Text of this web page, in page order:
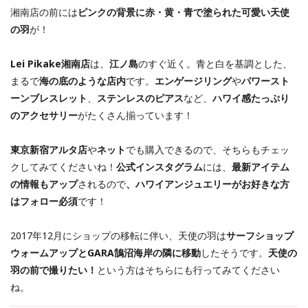
湘南店の前にはピンクの背景に赤・黄・青で塗られた可愛い天使
の羽が！
Lei Pikake湘南店は、 江ノ島のすぐ近く。青と白を基調とした、
まるで海の底のような店内です。 エンゲージリングやパワースト
ーンブレスレット
ステンレスのピアスなど、ハワイ感たっぷり
のアクセサリーがたくさん揃っています！
東京新宿アルタ店やネットでも購入できるので、そちらもチェッ
クしてみてくださいね！ 公式インスタグラムには、 最新アイテム
の情報もアップされるので、ハワイアンジュエリーがお好きな方
はフォロー必須です！
2017年12月にショップの移転に伴い、天使の羽はサーフショップ
ウォームアップとGARA鵠沼海岸の隣に移動したそうです。 天使の
羽の前で撮りたい！ という方はそちらにも行ってみてください
ね。